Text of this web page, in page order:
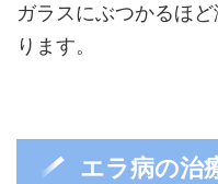
ガラスにぶつかるほ
ります。
エラ病の治